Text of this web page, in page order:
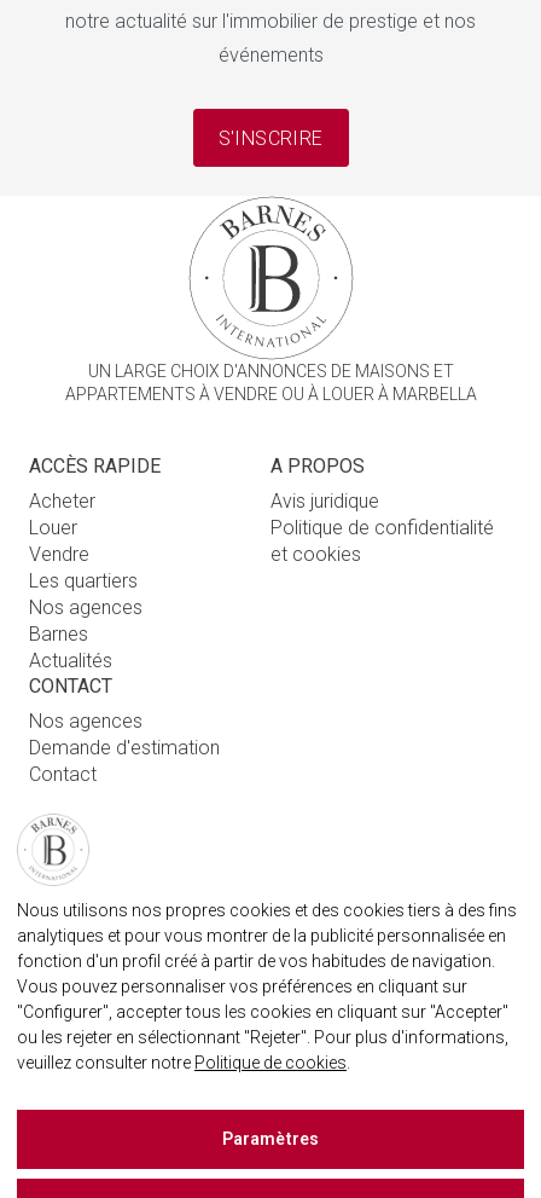
notre actualité sur l'immobilier de prestige et nos
événements
S'INSCRIRE
UN LARGE CHOIX D'ANNONCES DE MAISONS ET
APPARTEMENTS À VENDRE OU À LOUER À MARBELLA
ACCÈS RAPIDE
Acheter
Louer
Vendre
Les quartiers
Nos agences
Barnes
Actualités
A PROPOS
Avis juridique
Politique de confidentialité
et cookies
CONTACT
Nos agences
Demande d'estimation
Contact
FAQ
AGENECE IMMOBILIÈRE BARNES MARBELLA
marbella@barnes-international.com
+34 614 25 01 89
Nous utilisons nos propres cookies et des cookies tiers à des fins
analytiques et pour vous montrer de la publicité personnalisée en
fonction d'un profil créé à partir de vos habitudes de navigation.
Vous pouvez personnaliser vos préférences en cliquant sur
"Configurer", accepter tous les cookies en cliquant sur "Accepter"
ou les rejeter en sélectionnant "Rejeter". Pour plus d'informations,
veuillez consulter notre Politique de cookies
Paramètres